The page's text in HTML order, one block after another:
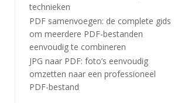
technieken
PDF samenvoegen: de complete gids
om meerdere PDF-bestanden
eenvoudig te combineren
JPG naar PDF: foto’s eenvoudig
omzetten naar een professioneel
PDF-bestand